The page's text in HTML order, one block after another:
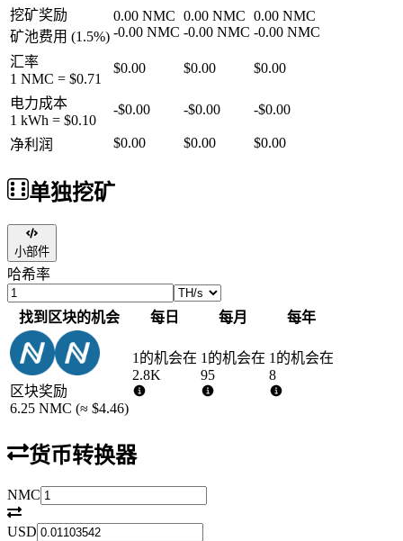
挖矿奖励
矿池费用 (1.5%)
0.00 NMC
-0.00 NMC
0.00 NMC
-0.00 NMC
0.00 NMC
-0.00 NMC
汇率
1 NMC = $0.71
$0.00 $0.00 $0.00
电力成本
1 kWh = $0.10
-$0.00 -$0.00 -$0.00
净利润 $0.00 $0.00 $0.00
单独挖矿
小部件
哈希率
找到区块的机会 每日 每月 每年
区块奖励
6.25 NMC (≈ $4.46)
1的机会在
2.8K
1的机会在
95
1的机会在
8
货币转换器
NMC
USD